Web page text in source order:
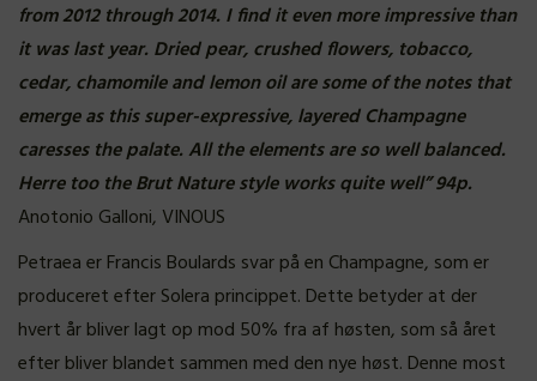
from 2012 through 2014. I find it even more impressive than
it was last year. Dried pear, crushed flowers, tobacco,
cedar, chamomile and lemon oil are some of the notes that
emerge as this super-expressive, layered Champagne
caresses the palate. All the elements are so well balanced.
Herre too the Brut Nature style works quite well” 94p.
Anotonio Galloni, VINOUS
Petraea er Francis Boulards svar på en Champagne, som er
produceret efter Solera princippet. Dette betyder at der
hvert år bliver lagt op mod 50% fra af høsten, som så året
efter bliver blandet sammen med den nye høst. Denne most